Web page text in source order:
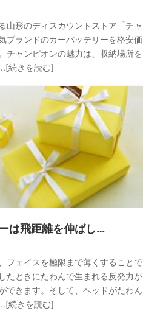
山形のディスカウントストア「チャ
ブランドのカーバッテリーを格安価
チャンピオンの魅力は、収納場所を
続きを読む]
は飛距離を伸ばし…
フェイスを極限まで薄くすることで
たときにたわんで生まれる反発力が
できます。そして、ヘッドがたわん
続きを読む]